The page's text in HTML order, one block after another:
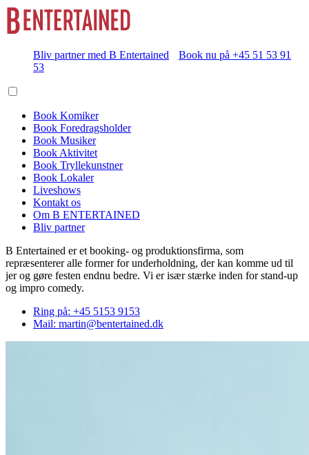
Bliv partner med B Entertained
Book nu på +45 51 53 91
53
Book Komiker
Book Foredragsholder
Book Musiker
Book Aktivitet
Book Tryllekunstner
Book Lokaler
Liveshows
Kontakt os
Om B ENTERTAINED
Bliv partner
B Entertained er et booking- og produktionsfirma, som
repræsenterer alle former for underholdning, der kan komme ud til
jer og gøre festen endnu bedre. Vi er især stærke inden for stand-up
og impro comedy.
Ring på: +45 5153 9153
Mail: martin@bentertained.dk